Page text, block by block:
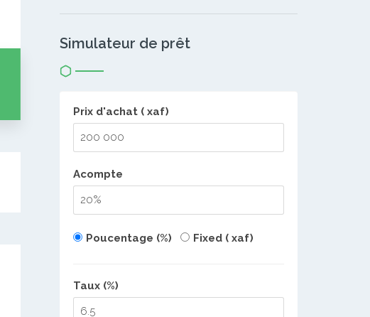
Simulateur de prêt
Prix d'achat ( xaf)
Acompte
Poucentage (%) Fixed ( xaf)
Taux (%)